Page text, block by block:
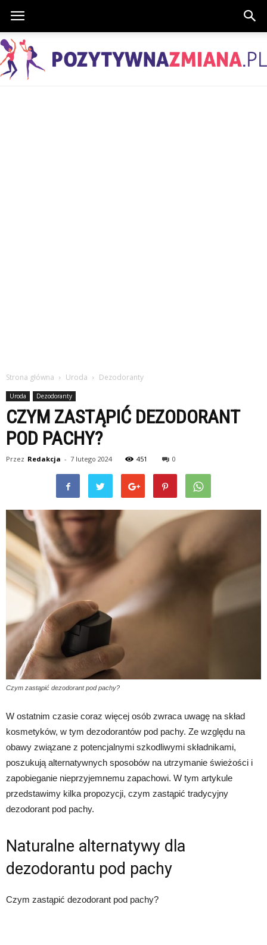
Strona główna Uroda Dezodoranty
Uroda Dezodoranty
CZYM ZASTĄPIĆ DEZODORANT
POD PACHY?
Przez Redakcja - 7 lutego 2024 451 0
Czym zastąpić dezodorant pod pachy?
W ostatnim czasie coraz więcej osób zwraca uwagę na skład
kosmetyków, w tym dezodorantów pod pachy. Ze względu na
obawy związane z potencjalnymi szkodliwymi składnikami,
poszukują alternatywnych sposobów na utrzymanie świeżości i
zapobieganie nieprzyjemnemu zapachowi. W tym artykule
przedstawimy kilka propozycji, czym zastąpić tradycyjny
dezodorant pod pachy.
Naturalne alternatywy dla
dezodorantu pod pachy
Czym zastąpić dezodorant pod pachy?